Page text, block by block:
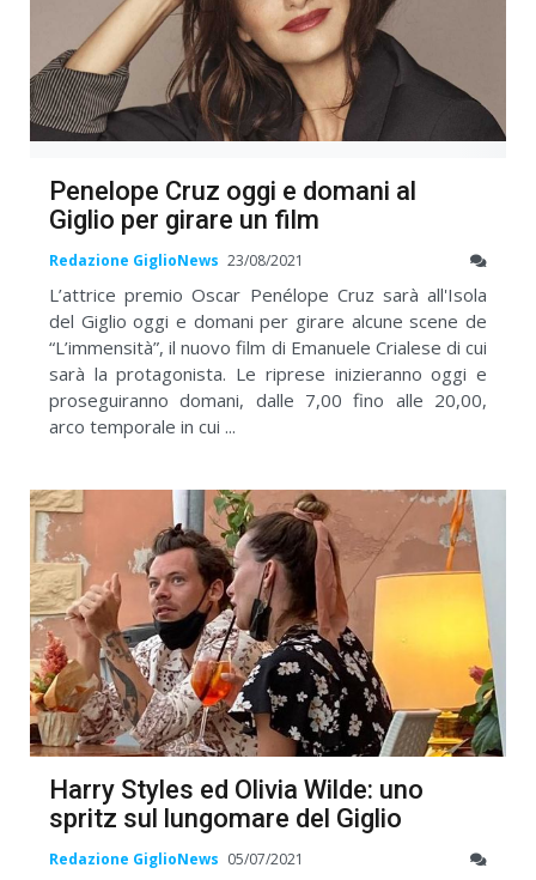
Penelope Cruz oggi e domani al
Giglio per girare un film
Redazione GiglioNews 23/08/2021
L’attrice premio Oscar Penélope Cruz sarà all'Isola
del Giglio oggi e domani per girare alcune scene de
“L’immensità”, il nuovo film di Emanuele Crialese di cui
sarà la protagonista. Le riprese inizieranno oggi e
proseguiranno domani, dalle 7,00 fino alle 20,00,
arco temporale in cui ...
Harry Styles ed Olivia Wilde: uno
spritz sul lungomare del Giglio
Redazione GiglioNews 05/07/2021